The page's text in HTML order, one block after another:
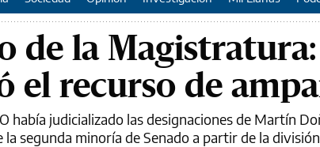
de la
el recurso de
había judicializado las designaciones de Martín
segunda minoría de Senado a partir de la